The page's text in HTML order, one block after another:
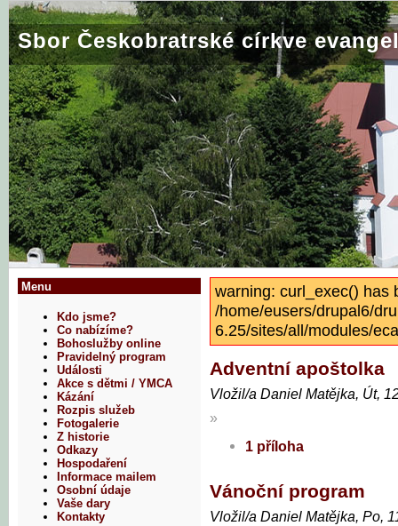
Sbor Českobratrské církve
warning: curl_exec() has
/home/eusers/drupal6/
6.25/sites/all/modules/
Adventní apoštolka
Vložil/a Daniel Matějka, Út,
»
1 příloha
Vánoční program
Vložil/a Daniel Matějka, Po,
Menu
Kdo jsme?
Co nabízíme?
Bohoslužby online
Pravidelný program
Události
Akce s dětmi / YMCA
Kázání
Rozpis služeb
Fotogalerie
Z historie
Odkazy
Hospodaření
Informace mailem
Osobní údaje
Vaše dary
Kontakty